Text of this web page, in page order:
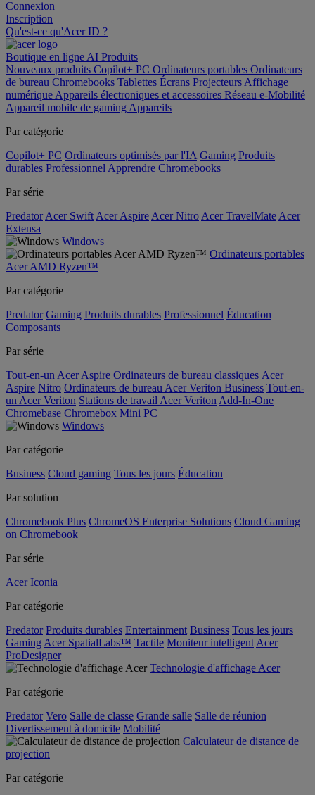
Connexion
Inscription
Qu'est-ce qu'Acer ID ?
Boutique en ligne AI Produits
Nouveaux produits Copilot+ PC Ordinateurs portables Ordinateurs
de bureau Chromebooks Tablettes Écrans Projecteurs Affichage
numérique Appareils électroniques et accessoires Réseau e-Mobilité
Appareil mobile de gaming Appareils
Par catégorie
Copilot+ PC Ordinateurs optimisés par l'IA Gaming Produits
durables Professionnel Apprendre Chromebooks
Par série
Predator Acer Swift Acer Aspire Acer Nitro Acer TravelMate Acer
Extensa
Windows
Ordinateurs portables
Acer AMD Ryzen™
Par catégorie
Predator Gaming Produits durables Professionnel Éducation
Composants
Par série
Tout-en-un Acer Aspire Ordinateurs de bureau classiques Acer
Aspire Nitro Ordinateurs de bureau Acer Veriton Business Tout-en-
un Acer Veriton Stations de travail Acer Veriton Add-In-One
Chromebase Chromebox Mini PC
Windows
Par catégorie
Business Cloud gaming Tous les jours Éducation
Par solution
Chromebook Plus ChromeOS Enterprise Solutions Cloud Gaming
on Chromebook
Par série
Acer Iconia
Par catégorie
Predator Produits durables Entertainment Business Tous les jours
Gaming Acer SpatialLabs™ Tactile Moniteur intelligent Acer
ProDesigner
Technologie d'affichage Acer
Par catégorie
Predator Vero Salle de classe Grande salle Salle de réunion
Divertissement à domicile Mobilité
Calculateur de distance de
projection
Par catégorie